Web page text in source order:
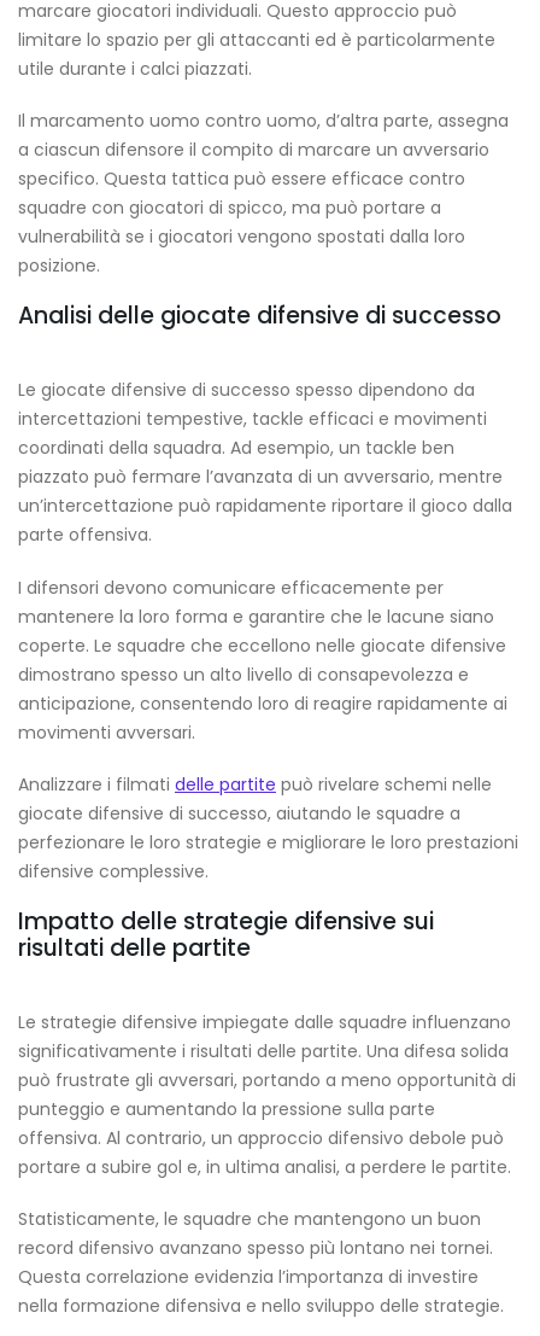
marcare giocatori individuali. Questo approccio può
limitare lo spazio per gli attaccanti ed è particolarmente
utile durante i calci piazzati.
Il marcamento uomo contro uomo, d’altra parte, assegna
a ciascun difensore il compito di marcare un avversario
specifico. Questa tattica può essere efficace contro
squadre con giocatori di spicco, ma può portare a
vulnerabilità se i giocatori vengono spostati dalla loro
posizione.
Analisi delle giocate difensive di successo
Le giocate difensive di successo spesso dipendono da
intercettazioni tempestive, tackle efficaci e movimenti
coordinati della squadra. Ad esempio, un tackle ben
piazzato può fermare l’avanzata di un avversario, mentre
un’intercettazione può rapidamente riportare il gioco dalla
parte offensiva.
I difensori devono comunicare efficacemente per
mantenere la loro forma e garantire che le lacune siano
coperte. Le squadre che eccellono nelle giocate difensive
dimostrano spesso un alto livello di consapevolezza e
anticipazione, consentendo loro di reagire rapidamente ai
movimenti avversari.
Analizzare i filmati delle partite può rivelare schemi nelle
giocate difensive di successo, aiutando le squadre a
perfezionare le loro strategie e migliorare le loro prestazioni
difensive complessive.
Impatto delle strategie difensive sui
risultati delle partite
Le strategie difensive impiegate dalle squadre influenzano
significativamente i risultati delle partite. Una difesa solida
può frustrate gli avversari, portando a meno opportunità di
punteggio e aumentando la pressione sulla parte
offensiva. Al contrario, un approccio difensivo debole può
portare a subire gol e, in ultima analisi, a perdere le partite.
Statisticamente, le squadre che mantengono un buon
record difensivo avanzano spesso più lontano nei tornei.
Questa correlazione evidenzia l’importanza di investire
nella formazione difensiva e nello sviluppo delle strategie.